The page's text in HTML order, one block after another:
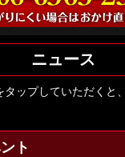
ニュース
ップしていただくと
ト